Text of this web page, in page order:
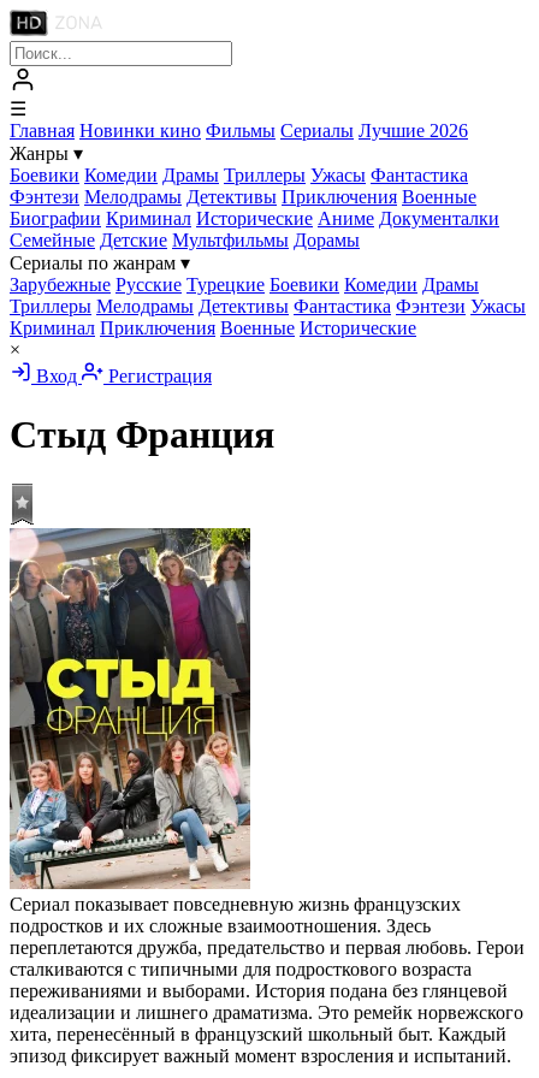
☰
Главная Новинки кино Фильмы Сериалы Лучшие 2026
Жанры ▾
Боевики Комедии Драмы Триллеры Ужасы Фантастика
Фэнтези Мелодрамы Детективы Приключения Военные
Биографии Криминал Исторические Аниме Документалки
Семейные Детские Мультфильмы Дорамы
Сериалы по жанрам ▾
Зарубежные Русские Турецкие Боевики Комедии Драмы
Триллеры Мелодрамы Детективы Фантастика Фэнтези Ужасы
Криминал Приключения Военные Исторические
×
Вход
Регистрация
Стыд Франция
Сериал показывает повседневную жизнь французских
подростков и их сложные взаимоотношения. Здесь
переплетаются дружба, предательство и первая любовь. Герои
сталкиваются с типичными для подросткового возраста
переживаниями и выборами. История подана без глянцевой
идеализации и лишнего драматизма. Это ремейк норвежского
хита, перенесённый в французский школьный быт. Каждый
эпизод фиксирует важный момент взросления и испытаний.